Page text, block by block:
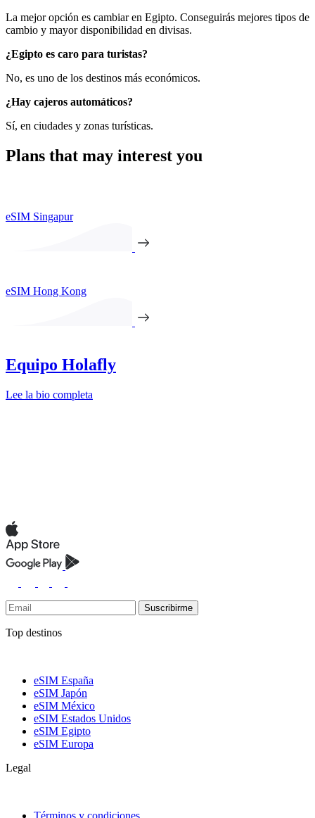
La mejor opción es cambiar en Egipto. Conseguirás mejores tipos de
cambio y mayor disponibilidad en divisas.
¿Egipto es caro para turistas?
No, es uno de los destinos más económicos.
¿Hay cajeros automáticos?
Sí, en ciudades y zonas turísticas.
Plans that may interest you
eSIM Singapur
eSIM Hong Kong
Equipo Holafly
Lee la bio completa
Suscribirme
Top destinos
eSIM España
eSIM Japón
eSIM México
eSIM Estados Unidos
eSIM Egipto
eSIM Europa
Legal
Términos y condiciones